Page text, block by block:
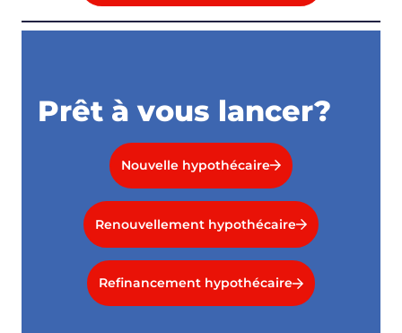
Prêt à vous lancer?
Nouvelle hypothécaire
Renouvellement hypothécaire
Refinancement hypothécaire